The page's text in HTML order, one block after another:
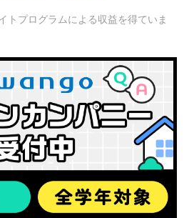
トプログラムによる収益を得ていま